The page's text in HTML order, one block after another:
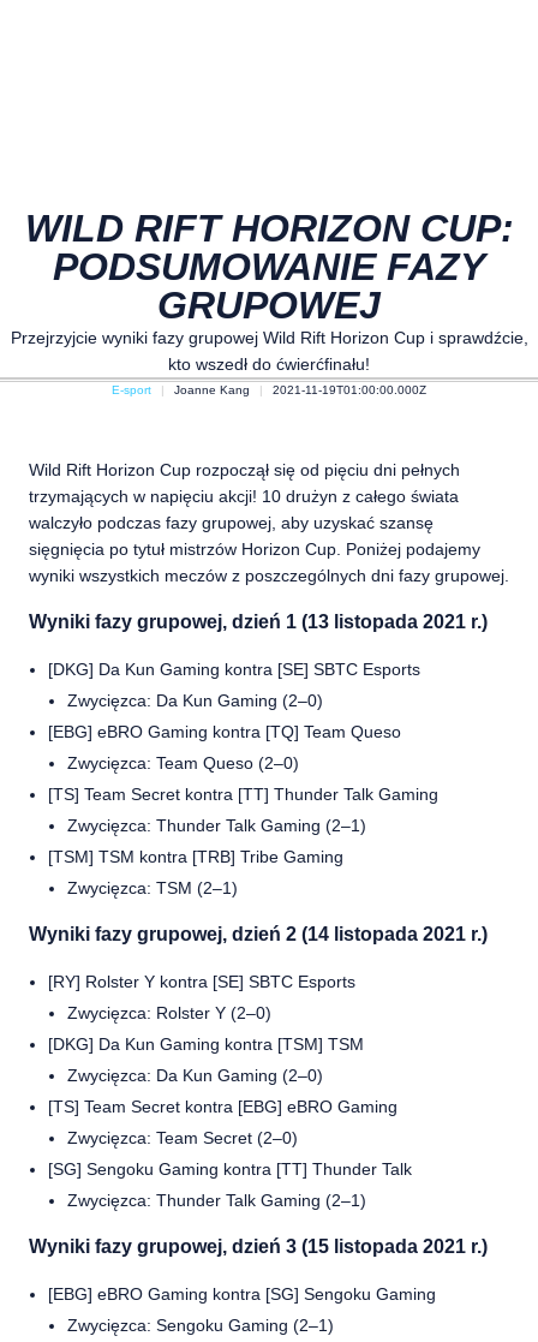
WILD RIFT HORIZON CUP:
PODSUMOWANIE FAZY
GRUPOWEJ
Przejrzyjcie wyniki fazy grupowej Wild Rift Horizon Cup i sprawdźcie,
kto wszedł do ćwierćfinału!
E-sport Joanne Kang 2021-11-19T01:00:00.000Z
Wild Rift Horizon Cup rozpoczął się od pięciu dni pełnych
trzymających w napięciu akcji! 10 drużyn z całego świata
walczyło podczas fazy grupowej, aby uzyskać szansę
sięgnięcia po tytuł mistrzów Horizon Cup. Poniżej podajemy
wyniki wszystkich meczów z poszczególnych dni fazy grupowej.
Wyniki fazy grupowej, dzień 1 (13 listopada 2021 r.)
[DKG] Da Kun Gaming kontra [SE] SBTC Esports
Zwycięzca: Da Kun Gaming (2–0)
[EBG] eBRO Gaming kontra [TQ] Team Queso
Zwycięzca: Team Queso (2–0)
[TS] Team Secret kontra [TT] Thunder Talk Gaming
Zwycięzca: Thunder Talk Gaming (2–1)
[TSM] TSM kontra [TRB] Tribe Gaming
Zwycięzca: TSM (2–1)
Wyniki fazy grupowej, dzień 2 (14 listopada 2021 r.)
[RY] Rolster Y kontra [SE] SBTC Esports
Zwycięzca: Rolster Y (2–0)
[DKG] Da Kun Gaming kontra [TSM] TSM
Zwycięzca: Da Kun Gaming (2–0)
[TS] Team Secret kontra [EBG] eBRO Gaming
Zwycięzca: Team Secret (2–0)
[SG] Sengoku Gaming kontra [TT] Thunder Talk
Zwycięzca: Thunder Talk Gaming (2–1)
Wyniki fazy grupowej, dzień 3 (15 listopada 2021 r.)
[EBG] eBRO Gaming kontra [SG] Sengoku Gaming
Zwycięzca: Sengoku Gaming (2–1)